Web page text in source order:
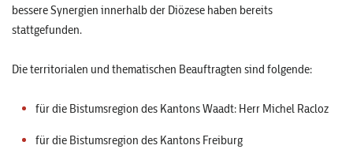
bessere Synergien innerhalb der Diözese haben bereits
stattgefunden.
Die territorialen und thematischen Beauftragten sind folgende:
für die Bistumsregion des Kantons Waadt: Herr Michel Racloz
für die Bistumsregion des Kantons Freiburg